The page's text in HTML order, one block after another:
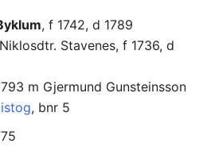
, f 1742, d 1789
Stavenes, f 1736, d
m Gjermund Gunsteinsson
, bnr 5